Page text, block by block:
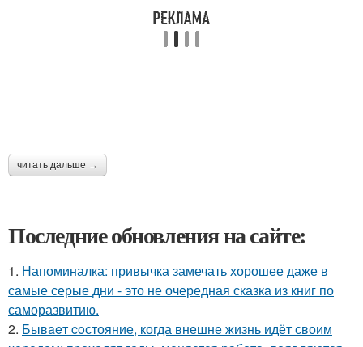
читать дальше →
Последние обновления на сайте:
1. Напоминалка: привычка замечать хорошее даже в
самые серые дни - это не очередная сказка из книг по
саморазвитию.
2. Бывaeт coстояние, когда внешне жизнь идёт своим